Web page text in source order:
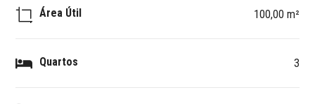
Área Útil 100,00 m²
Quartos 3